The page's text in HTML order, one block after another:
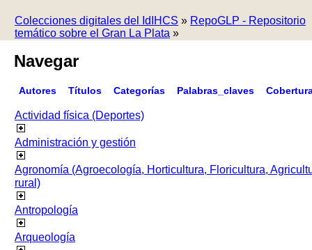
Colecciones digitales del IdIHCS » RepoGLP - Repositorio
temático sobre el Gran La Plata »
Navegar
Autores Títulos Categorías Palabras_claves
Actividad física (Deportes)
Administración y gestión
Agronomía (Agroecología, Horticultura, Floricultura,
rural)
Antropología
Arqueología